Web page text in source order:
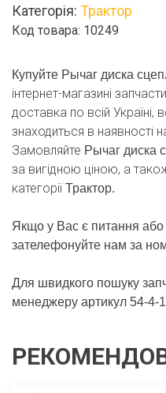
в
сборе
Категорія: Трактор
Код товара: 10249
Купуйте Рычаг диска
інтернет-магазині
доставка по всій Україні,
знаходиться в наявності
Замовляйте Рычаг диска
за вигідною ціною, а
категоріїТрактор.
Якщо у Вас є питання або
зателефонуйте нам за
Для швидкого пошуку
менеджеру артикул 54-4-